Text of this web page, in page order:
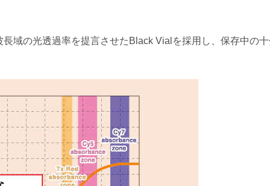
域の光透過率を提言させたBlack Vialを採用し、保存中の